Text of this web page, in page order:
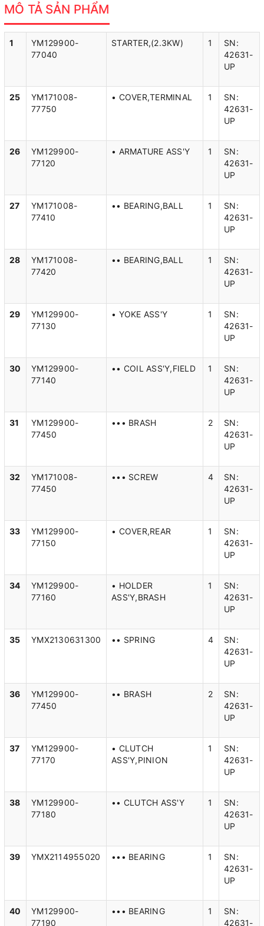
MÔ TẢ SẢN PHẨM
1
YM129900-
77040
STARTER,(2.3KW) 1
SN:
42631-
UP
25
YM171008-
77750
• COVER,TERMINAL 1
SN:
42631-
UP
26
YM129900-
77120
• ARMATURE ASS'Y 1
SN:
42631-
UP
27
YM171008-
77410
•• BEARING,BALL 1
SN:
42631-
UP
28
YM171008-
77420
•• BEARING,BALL 1
SN:
42631-
UP
29
YM129900-
77130
• YOKE ASS'Y 1
SN:
42631-
UP
30
YM129900-
77140
•• COIL ASS'Y,FIELD 1
SN:
42631-
UP
31
YM129900-
77450
••• BRASH 2
SN:
42631-
UP
32
YM171008-
77450
••• SCREW 4
SN:
42631-
UP
33
YM129900-
77150
• COVER,REAR 1
SN:
42631-
UP
34
YM129900-
77160
• HOLDER
ASS'Y,BRASH
1
SN:
42631-
UP
35 YMX2130631300 •• SPRING 4
SN:
42631-
UP
36
YM129900-
77450
•• BRASH 2
SN:
42631-
UP
37
YM129900-
77170
• CLUTCH
ASS'Y,PINION
1
SN:
42631-
UP
38
YM129900-
77180
•• CLUTCH ASS'Y 1
SN:
42631-
UP
39 YMX2114955020 ••• BEARING 1
SN:
42631-
UP
40
YM129900-
77190
••• BEARING 1
SN:
42631-